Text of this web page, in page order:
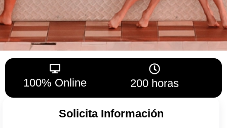
100% Online 200 horas
Solicita Información